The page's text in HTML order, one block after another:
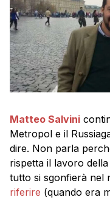
Matteo Salvini
Metropol e il
dire. Non parla
rispetta il lavoro
tutto si sgonfierà nel
riferire (quando era